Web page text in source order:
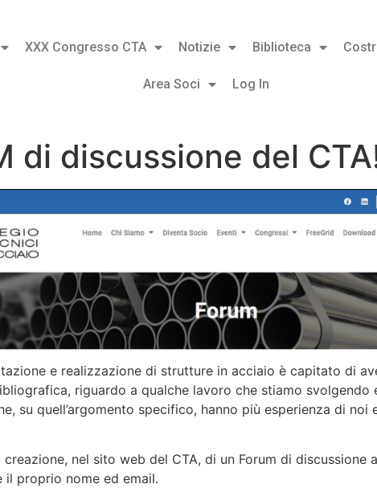
XXX Congresso CTA Notizie Biblioteca
Area Soci Log In
di discussione del
e realizzazione di strutture in acciaio è capitato di
riguardo a qualche lavoro che stiamo
su quell’argomento specifico, hanno più esperienza di
nel sito web del CTA, di un Forum di
il proprio nome ed email.